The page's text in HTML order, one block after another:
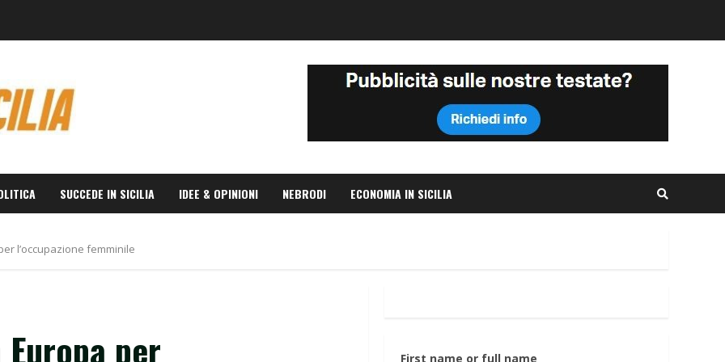
SUCCEDE IN SICILIA IDEE & OPINIONI NEBRODI ECONOMIA IN SICILIA
l’occupazione femminile
per
First name or full name